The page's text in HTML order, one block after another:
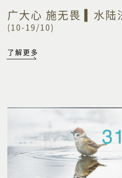
广大心 施无畏 ▍水陆
(10-19/10)
了解更多